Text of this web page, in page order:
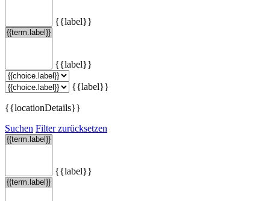
{{label}}
{{label}}
{{label}}
{{locationDetails}}
Suchen Filter zurücksetzen
{{label}}